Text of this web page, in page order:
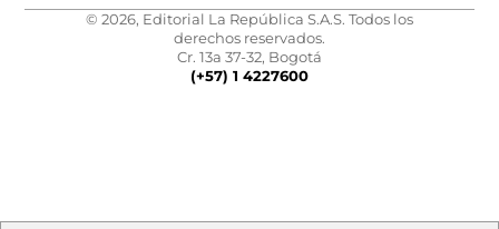
© 2026, Editorial La República S.A.S. Todos los
derechos reservados.
Cr. 13a 37-32, Bogotá
(+57) 1 4227600